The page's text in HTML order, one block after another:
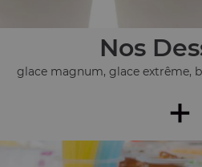
Nos
glace magnum, glace extrême,
+